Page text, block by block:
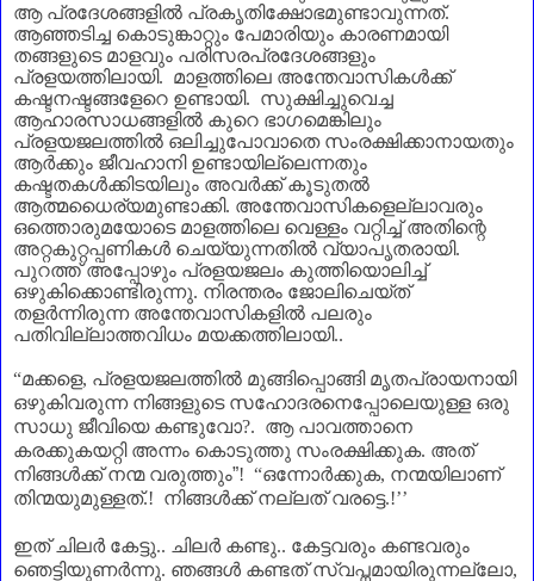
ആ പ്രദേശങ്ങളിൽ പ്രകൃതിക്ഷോഭമുണ്ടാവുന്നത്.
ആഞ്ഞടിച്ച കൊടുങ്കാറ്റും പേമാരിയും കാരണമായി
തങ്ങളുടെ മാളവും പരിസരപ്രദേശങ്ങളും
പ്രളയത്തിലായി. മാളത്തിലെ അന്തേവാസികൾക്ക്
കഷ്ടനഷ്ടങ്ങളേറെ ഉണ്ടായി. സുക്ഷിച്ചുവെച്ച
ആഹാരസാധങ്ങളിൽ കുറെ ഭാഗമെങ്കിലും
പ്രളയജലത്തിൽ ഒലിച്ചുപോവാതെ സംരക്ഷിക്കാനായതും
ആർക്കും ജീവഹാനി ഉണ്ടായില്ലെന്നതും
കഷ്ടതകൾക്കിടയിലും അവർക്ക് കൂടുതൽ
ആത്മധൈര്യമുണ്ടാക്കി. അന്തേവാസികളെല്ലാവരും
ഒത്തൊരുമയോടെ മാളത്തിലെ വെള്ളം വറ്റിച്ച് അതിന്റെ
അറ്റകുറ്റപ്പണികൾ ചെയ്യുന്നതിൽ വ്യാപൃതരായി.
പുറത്ത് അപ്പോഴും പ്രളയജലം കുത്തിയൊലിച്ച്
ഒഴുകിക്കൊണ്ടിരുന്നു. നിരന്തരം ജോലിചെയ്ത്
തളർന്നിരുന്ന അന്തേവാസികളിൽ പലരും
പതിവില്ലാത്തവിധം മയക്കത്തിലായി..
“മക്കളെ, പ്രളയജലത്തിൽ മുങ്ങിപ്പൊങ്ങി മൃതപ്രായനായി
ഒഴുകിവരുന്ന നിങ്ങളുടെ സഹോദരനെപ്പോലെയുള്ള ഒരു
സാധു ജീവിയെ കണ്ടുവോ?. ആ പാവത്താനെ
കരക്കുകയറ്റി അന്നം കൊടുത്തു സംരക്ഷിക്കുക. അത്
നിങ്ങൾക്ക് നന്മ വരുത്തും”! “ഒന്നോർക്കുക, നന്മയിലാണ്‌
തിന്മയുമുള്ളത്.! നിങ്ങൾക്ക് നല്ലത് വരട്ടെ.!’’
ഇത് ചിലർ കേട്ടു.. ചിലർ കണ്ടു.. കേട്ടവരും കണ്ടവരും
ഞെട്ടിയുണർന്നു. ഞങ്ങൾ കണ്ടത് സ്വപ്നമായിരുന്നല്ലോ,